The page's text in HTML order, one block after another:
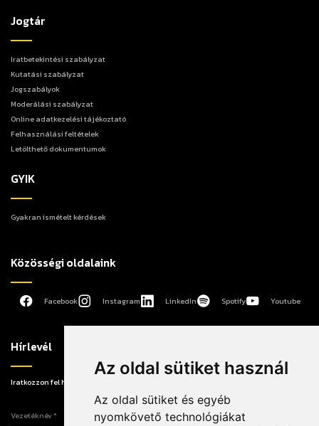
Az oldal sütiket használ
Az oldal sütiket és egyéb
nyomkövető technológiákat
Jogtár
Iratbetekintési szabályzat
Kutatási szabályzat
Jogszabályok
Moderálási szabályzat
Online adatkezelési tájékoztató
Felhasználási feltételek
Letölthető dokumentumok
GYIK
Gyakran ismételt kérdések
Közösségi oldalaink
Facebook Instagram LinkedIn Spotify Youtube
Hírlevél
Iratkozzon fel hírlevelünkre, hogy elsőként értesüljön a legújabb információkról!
Vezetéknév